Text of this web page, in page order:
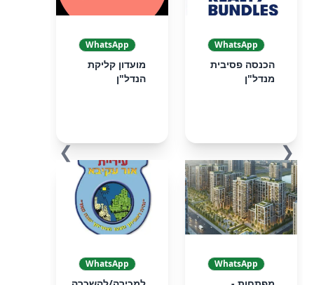
❮
WhatsApp
הכנסה פסיבית
מנדל"ן
WhatsApp
מועדון קליקת
הנדל"ן
WhatsApp
WhatsApp
❯